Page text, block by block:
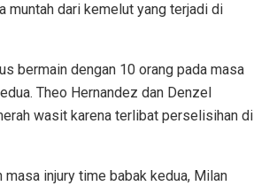
muntah dari kemelut yang terjadi di
bermain dengan 10 orang pada masa
Theo Hernandez dan Denzel
wasit karena terlibat perselisihan di
masa injury time babak kedua, Milan